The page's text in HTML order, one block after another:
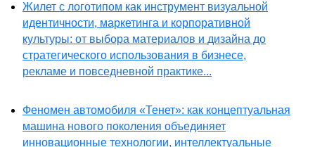
Жилет с логотипом как инструмент визуальной
идентичности, маркетинга и корпоративной
культуры: от выбора материалов и дизайна до
стратегического использования в бизнесе,
рекламе и повседневной практике...
Феномен автомобиля «Тенет»: как концептуальная
машина нового поколения объединяет
инновационные технологии, интеллектуальные